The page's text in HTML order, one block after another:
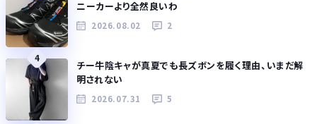
ニーカーより全然良いわ
2026.08.02 2
4
チー牛陰キャが真夏でも長ズボンを履く理由、いまだ解
明されない
2026.07.31 5